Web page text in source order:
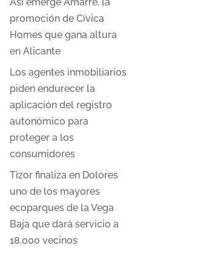
Así emerge Amarre, la
promoción de Cívica
Homes que gana altura
en Alicante
Los agentes inmobiliarios
piden endurecer la
aplicación del registro
autonómico para
proteger a los
consumidores
Tizor finaliza en Dolores
uno de los mayores
ecoparques de la Vega
Baja que dará servicio a
18.000 vecinos